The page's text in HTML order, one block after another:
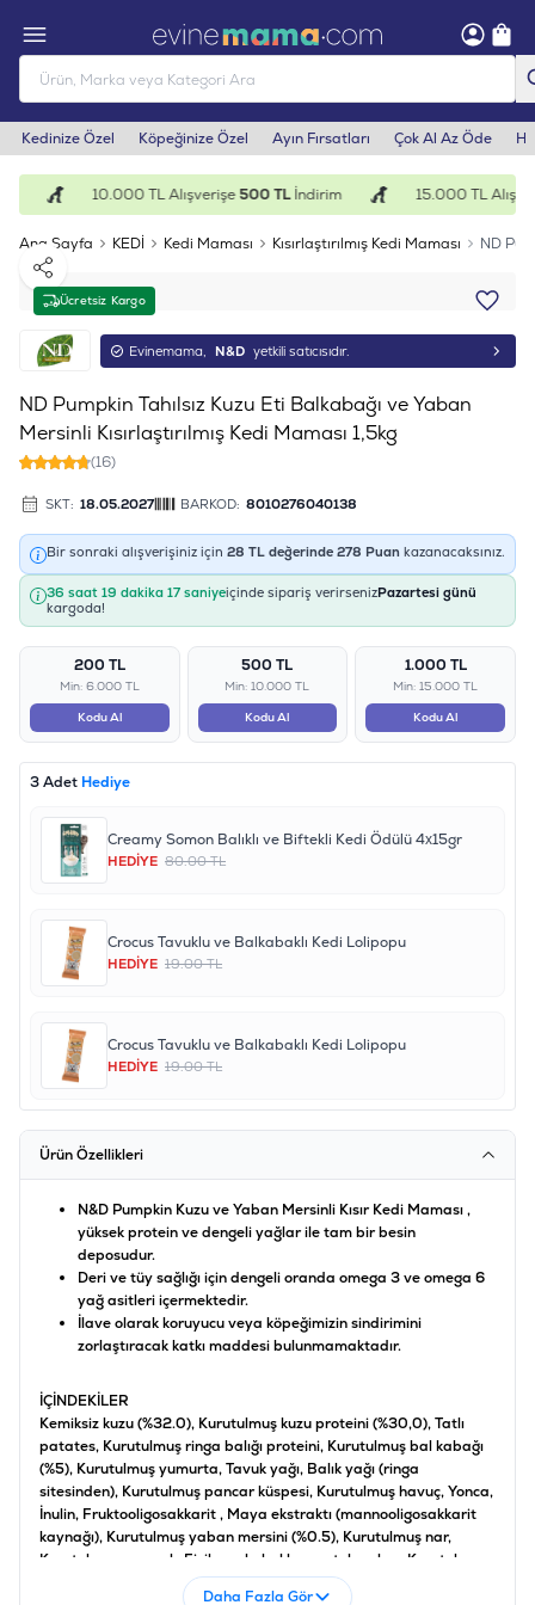
Kedinize Özel Köpeğinize Özel Ayın Fırsatları Çok Al Az Öde
10.000 TL Alışverişe500 TLİndirim 15.000 TL
Ana Sayfa KEDİ Kedi Maması Kısırlaştırılmış Kedi Maması ND
Ücretsiz Kargo
Paylaş
Evinemama, N&D yetkili satıcısıdır.
ND Pumpkin Tahılsız Kuzu Eti Balkabağı ve Yaban
Mersinli Kısırlaştırılmış Kedi Maması 1,5kg
(16)
SKT: 18.05.2027 BARKOD: 8010276040138
Bir sonraki alışverişiniz için 28 TL değerinde 278 Puan kazanacaksınız.
36 saat 19 dakika 17 saniyeiçinde sipariş verirsenizPazartesi günü
kargoda!
200 TL
Min: 6.000 TL
Kodu Al
500 TL
Min: 10.000 TL
Kodu Al
1.000 TL
Min: 15.000 TL
Kodu Al
3 Adet Hediye
Creamy Somon Balıklı ve Biftekli Kedi Ödülü 4x15gr
HEDİYE 80.00 TL
Crocus Tavuklu ve Balkabaklı Kedi Lolipopu
HEDİYE 19.00 TL
Crocus Tavuklu ve Balkabaklı Kedi Lolipopu
HEDİYE 19.00 TL
Ürün Özellikleri
N&D Pumpkin Kuzu ve Yaban Mersinli Kısır Kedi Maması ,
yüksek protein ve dengeli yağlar ile tam bir besin
deposudur.
Deri ve tüy sağlığı için dengeli oranda omega 3 ve omega 6
yağ asitleri içermektedir.
İlave olarak koruyucu veya köpeğimizin sindirimini
zorlaştıracak katkı maddesi bulunmamaktadır.
İÇİNDEKİLER
Kemiksiz kuzu (%32.0), Kurutulmuş kuzu proteini (%30,0), Tatlı
patates, Kurutulmuş ringa balığı proteini, Kurutulmuş bal kabağı
(%5), Kurutulmuş yumurta, Tavuk yağı, Balık yağı (ringa
sitesinden), Kurutulmuş pancar küspesi, Kurutulmuş havuç, Yonca,
İnulin, Fruktooligosakkarit , Maya ekstraktı (mannooligosakkarit
kaynağı), Kurutulmuş yaban mersini (%0.5), Kurutulmuş nar,
Kurutulmuş ıspanak, Fisilyum kabukları ve tohumları, Kurutulmuş
tatlı portakal, Kurutulmuş elma, Sodyum klorür, Kurutulmuş bira
Daha Fazla Gör